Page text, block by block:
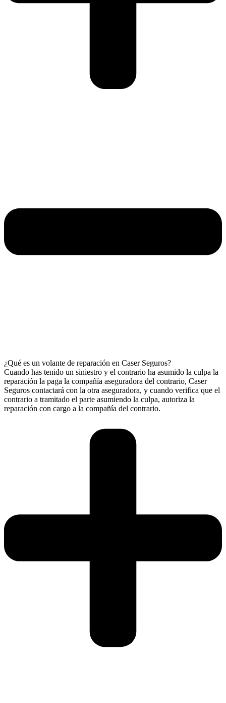
¿Qué es un volante de reparación en Caser Seguros?
Cuando has tenido un siniestro y el contrario ha asumido la culpa la
reparación la paga la compañía aseguradora del contrario, Caser
Seguros contactará con la otra aseguradora, y cuando verifica que el
contrario a tramitado el parte asumiendo la culpa, autoriza la
reparación con cargo a la compañía del contrario.